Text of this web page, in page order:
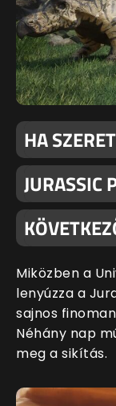
HA
JURASSIC
Miközben a
lenyúzza a
sajnos
Néhány nap
meg a sikítás.